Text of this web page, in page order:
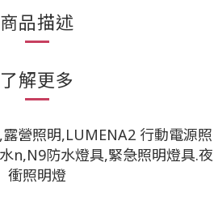
商品描述
了解更多